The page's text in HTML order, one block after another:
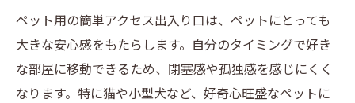
ペット用の簡単アクセス出入り口は、ペットにとっても
大きな安心感をもたらします。自分のタイミングで好き
な部屋に移動できるため、閉塞感や孤独感を感じにくく
なります。特に猫や小型犬など、好奇心旺盛なペットに